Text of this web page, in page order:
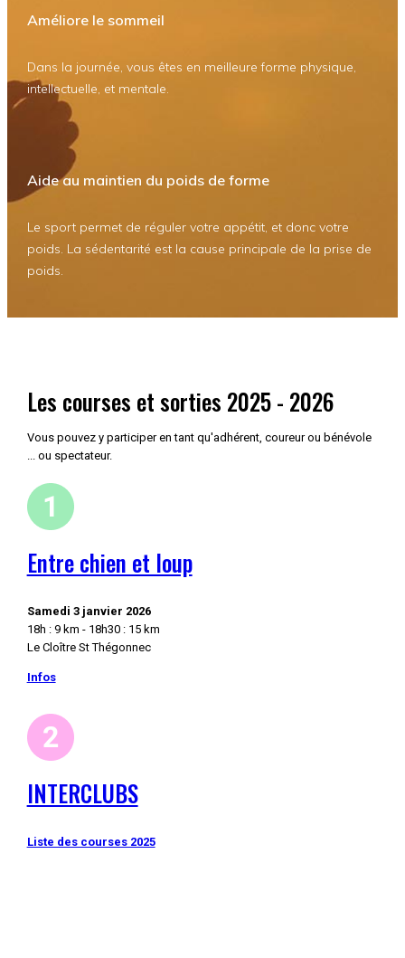
Améliore le sommeil
Dans la journée, vous êtes en meilleure forme physique,
intellectuelle, et mentale.
Aide au maintien du poids de forme
Le sport permet de réguler votre appétit, et donc votre
poids. La sédentarité est la cause principale de la prise de
poids.
Les courses et sorties 2025 - 2026
Vous pouvez y participer en tant qu'adhérent, coureur ou bénévole
... ou spectateur.
Entre chien et loup
Samedi 3 janvier 2026
18h : 9 km - 18h30 : 15 km
Le Cloître St Thégonnec
Infos
INTERCLUBS
Liste des courses 2025